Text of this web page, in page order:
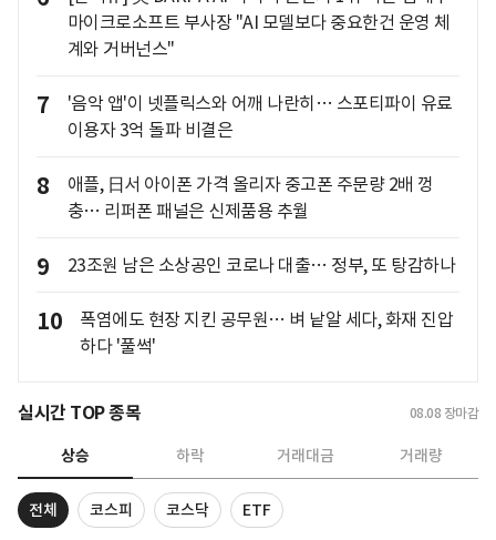
마이크로소프트 부사장 "AI 모델보다 중요한건 운영 체
계와 거버넌스"
7
'음악 앱'이 넷플릭스와 어깨 나란히… 스포티파이 유료
이용자 3억 돌파 비결은
8
애플, 日서 아이폰 가격 올리자 중고폰 주문량 2배 껑
충… 리퍼폰 패널은 신제품용 추월
9 23조원 남은 소상공인 코로나 대출… 정부, 또 탕감하나
10
폭염에도 현장 지킨 공무원… 벼 낱알 세다, 화재 진압
하다 '풀썩'
실시간 TOP 종목 08.08 장마감
상승 하락 거래대금 거래량
전체 코스피 코스닥 ETF